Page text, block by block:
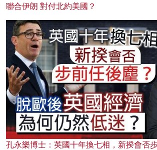
聯合伊朗 對付北約美國？
孔永樂博士：英國十年換七相，新揆會否